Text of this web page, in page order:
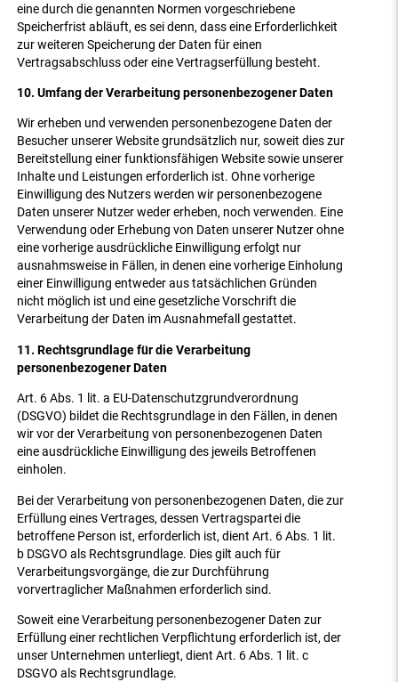
eine durch die genannten Normen vorgeschriebene
Speicherfrist abläuft, es sei denn, dass eine Erforderlichkeit
zur weiteren Speicherung der Daten für einen
Vertragsabschluss oder eine Vertragserfüllung besteht.
10. Umfang der Verarbeitung personenbezogener Daten
Wir erheben und verwenden personenbezogene Daten der
Besucher unserer Website grundsätzlich nur, soweit dies zur
Bereitstellung einer funktionsfähigen Website sowie unserer
Inhalte und Leistungen erforderlich ist. Ohne vorherige
Einwilligung des Nutzers werden wir personenbezogene
Daten unserer Nutzer weder erheben, noch verwenden. Eine
Verwendung oder Erhebung von Daten unserer Nutzer ohne
eine vorherige ausdrückliche Einwilligung erfolgt nur
ausnahmsweise in Fällen, in denen eine vorherige Einholung
einer Einwilligung entweder aus tatsächlichen Gründen
nicht möglich ist und eine gesetzliche Vorschrift die
Verarbeitung der Daten im Ausnahmefall gestattet.
11. Rechtsgrundlage für die Verarbeitung
personenbezogener Daten
Art. 6 Abs. 1 lit. a EU-Datenschutzgrundverordnung
(DSGVO) bildet die Rechtsgrundlage in den Fällen, in denen
wir vor der Verarbeitung von personenbezogenen Daten
eine ausdrückliche Einwilligung des jeweils Betroffenen
einholen.
Bei der Verarbeitung von personenbezogenen Daten, die zur
Erfüllung eines Vertrages, dessen Vertragspartei die
betroffene Person ist, erforderlich ist, dient Art. 6 Abs. 1 lit.
b DSGVO als Rechtsgrundlage. Dies gilt auch für
Verarbeitungsvorgänge, die zur Durchführung
vorvertraglicher Maßnahmen erforderlich sind.
Soweit eine Verarbeitung personenbezogener Daten zur
Erfüllung einer rechtlichen Verpflichtung erforderlich ist, der
unser Unternehmen unterliegt, dient Art. 6 Abs. 1 lit. c
DSGVO als Rechtsgrundlage.